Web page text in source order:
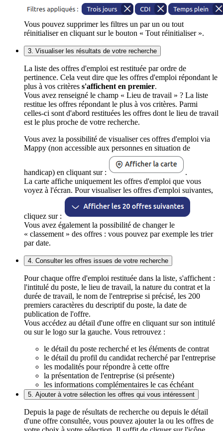
Vous pouvez supprimer les filtres un par un ou tout
réinitialiser en cliquant sur le bouton « Tout réinitialiser ».
3. Visualiser les résultats de votre recherche
La liste des offres d'emploi est restituée par ordre de
pertinence. Cela veut dire que les offres d'emploi répondant le
plus à vos critères s'affichent en premier.
Vous avez renseigné le champ « Lieu de travail » ? La liste
restitue les offres répondant le plus à vos critères. Parmi
celles-ci sont d'abord restituées les offres dont le lieu de travail
est le plus proche de votre recherche.
Vous avez la possibilité de visualiser ces offres d'emploi via
Mappy (non accessible aux personnes en situation de
handicap) en cliquant sur :
.
La carte affiche uniquement les offres d'emploi que vous
voyez à l'écran. Pour visualiser les offres d'emploi suivantes,
cliquez sur :
Vous avez également la possibilité de changer le
« classement » des offres : vous pouvez par exemple les trier
par date.
4. Consulter les offres issues de votre recherche
Pour chaque offre d'emploi restituée dans la liste, s'affichent :
l'intitulé du poste, le lieu de travail, la nature du contrat et la
durée de travail, le nom de l'entreprise si précisé, les 200
premiers caractères du descriptif du poste, la date de
publication de l'offre.
Vous accédez au détail d'une offre en cliquant sur son intitulé
ou sur le logo sur la gauche. Vous retrouvez :
le détail du poste recherché et les éléments de contrat
le détail du profil du candidat recherché par l'entreprise
les modalités pour répondre à cette offre
la présentation de l'entreprise (si présente)
les informations complémentaires le cas échéant
5. Ajouter à votre sélection les offres qui vous intéressent
Depuis la page de résultats de recherche ou depuis le détail
d'une offre consultée, vous pouvez ajouter la ou les offres de